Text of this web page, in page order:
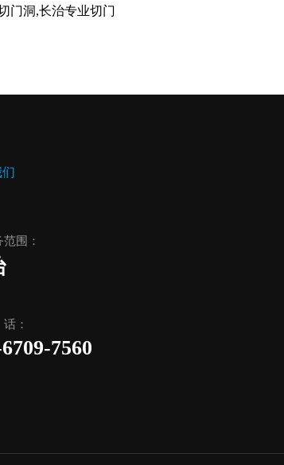
门洞,长治专业切门
范围：
：
7560